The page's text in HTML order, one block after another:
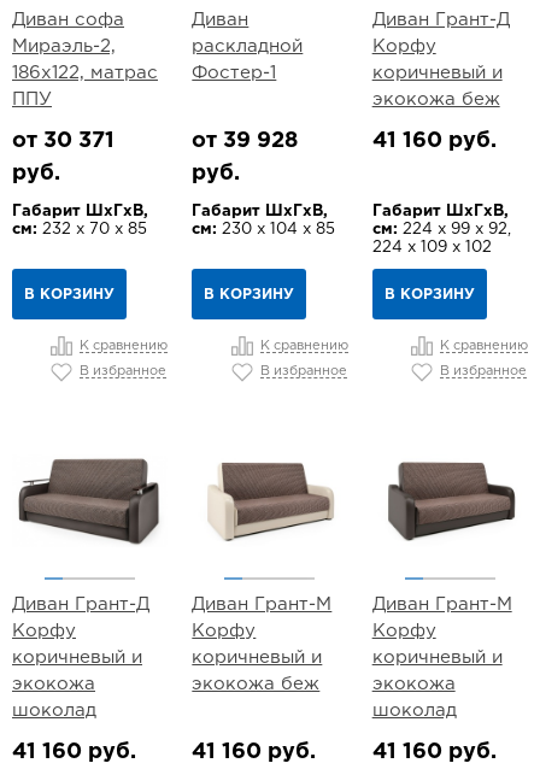
Диван софа
Мираэль-2,
186х122, матрас
ППУ
от 30 371
руб.
Габарит ШхГхВ,
см: 232 х 70 х 85
В КОРЗИНУ
К сравнению
В избранное
Диван
раскладной
Фостер-1
от 39 928
руб.
Габарит ШхГхВ,
см: 230 х 104 х 85
В КОРЗИНУ
К сравнению
В избранное
Диван Грант-Д
Корфу
коричневый и
экокожа беж
41 160 руб.
Габарит ШхГхВ,
см: 224 х 99 х 92,
224 х 109 х 102
В КОРЗИНУ
К сравнению
В избранное
Диван Грант-Д
Корфу
коричневый и
экокожа
шоколад
41 160 руб.
Диван Грант-М
Корфу
коричневый и
экокожа беж
41 160 руб.
Диван Грант-М
Корфу
коричневый и
экокожа
шоколад
41 160 руб.